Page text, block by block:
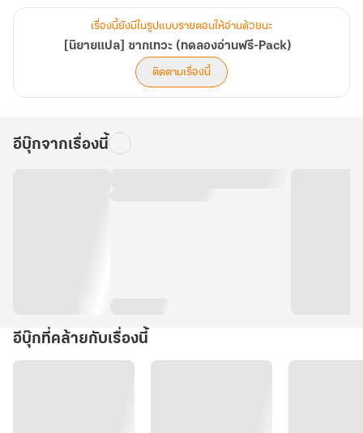
เรื่องนี้ยังมีในรูปแบบรายตอนให้อ่านด้วยนะ
[นิยายแปล] ซากเทวะ (ทดลองอ่านฟรี-Pack)
ติดตามเรื่องนี้
อีบุ๊กจากเรื่องนี้
อีบุ๊กที่คล้ายกับเรื่องนี้